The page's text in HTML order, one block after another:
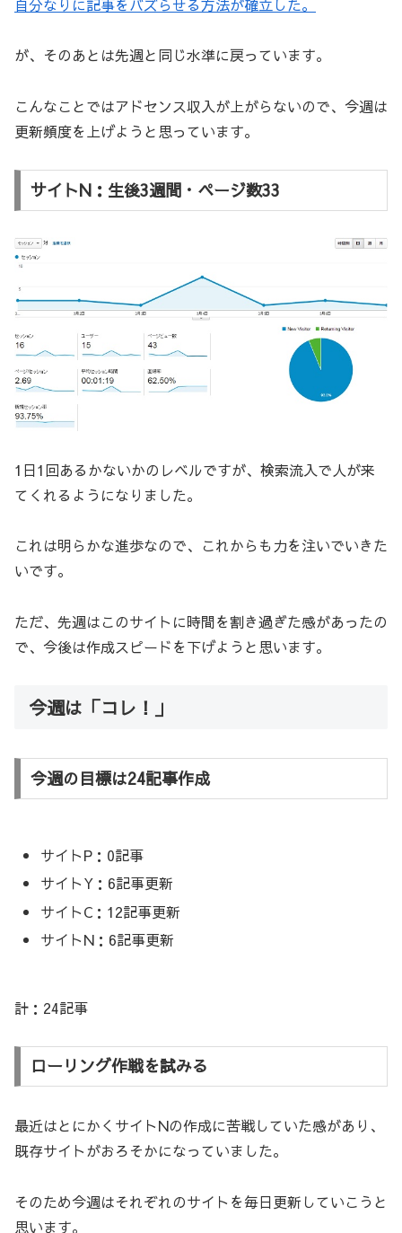
自分なりに記事をバズらせる方法が確立した。
が、そのあとは先週と同じ水準に戻っています。
こんなことではアドセンス収入が上がらないので、今週は
更新頻度を上げようと思っています。
サイトN：生後3週間・ページ数33
1日1回あるかないかのレベルですが、検索流入で人が来
てくれるようになりました。
これは明らかな進歩なので、これからも力を注いでいきた
いです。
ただ、先週はこのサイトに時間を割き過ぎた感があったの
で、今後は作成スピードを下げようと思います。
今週は「コレ！」
今週の目標は24記事作成
サイトP：0記事
サイトY：6記事更新
サイトC：12記事更新
サイトN：6記事更新
計：24記事
ローリング作戦を試みる
最近はとにかくサイトNの作成に苦戦していた感があり、
既存サイトがおろそかになっていました。
そのため今週はそれぞれのサイトを毎日更新していこうと
思います。